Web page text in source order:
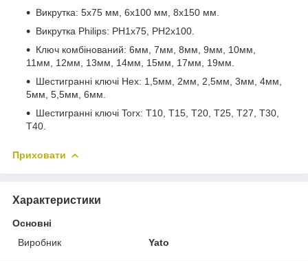
Викрутка: 5x75 мм, 6x100 мм, 8x150 мм.
Викрутка Philips: PH1x75, PH2x100.
Ключ комбінований: 6мм, 7мм, 8мм, 9мм, 10мм,
11мм, 12мм, 13мм, 14мм, 15мм, 17мм, 19мм.
Шестигранні ключі Hex: 1,5мм, 2мм, 2,5мм, 3мм, 4мм,
5мм, 5,5мм, 6мм.
Шестигранні ключі Torx: T10, T15, T20, T25, T27, T30,
T40.
Приховати
Характеристики
Основні
Виробник
Yato